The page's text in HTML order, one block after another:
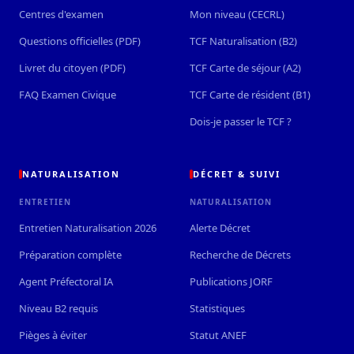
Centres d'examen
Questions officielles (PDF)
Livret du citoyen (PDF)
FAQ Examen Civique
Mon niveau (CECRL)
TCF Naturalisation (B2)
TCF Carte de séjour (A2)
TCF Carte de résident (B1)
Dois-je passer le TCF ?
NATURALISATION
ENTRETIEN
Entretien Naturalisation 2026
Préparation complète
Agent Préfectoral IA
Niveau B2 requis
Pièges à éviter
DÉCRET & SUIVI
NATURALISATION
Alerte Décret
Recherche de Décrets
Publications JORF
Statistiques
Statut ANEF